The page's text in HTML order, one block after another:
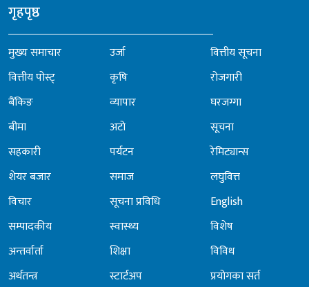
गृहपृष्ठ
मुख्य समाचार
वित्तीय पोस्ट्
बैंकिङ
बीमा
सहकारी
शेयर बजार
विचार
सम्पादकीय
अन्तर्वार्ता
अर्थतन्त्र
उर्जा
कृषि
व्यापार
अटो
पर्यटन
समाज
सूचना प्रविधि
स्वास्थ्य
शिक्षा
स्टार्टअप
वित्तीय सूचना
रोजगारी
घरजग्गा
सूचना
रेमिट्यान्स
लघुवित्त
English
विशेष
विविध
प्रयोगका सर्त